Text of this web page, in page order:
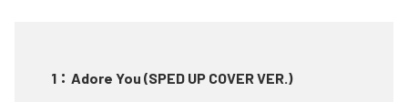
1 ： Adore You (SPED UP COVER VER.)